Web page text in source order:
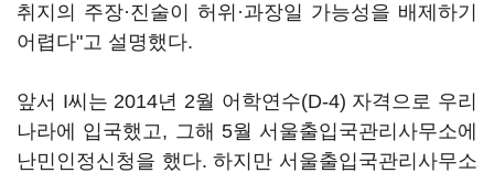
취지의 주장·진술이 허위·과장일 가능성을 배제하기
어렵다"고 설명했다.
앞서 I씨는 2014년 2월 어학연수(D-4) 자격으로 우리
나라에 입국했고, 그해 5월 서울출입국관리사무소에
난민인정신청을 했다. 하지만 서울출입국관리사무소